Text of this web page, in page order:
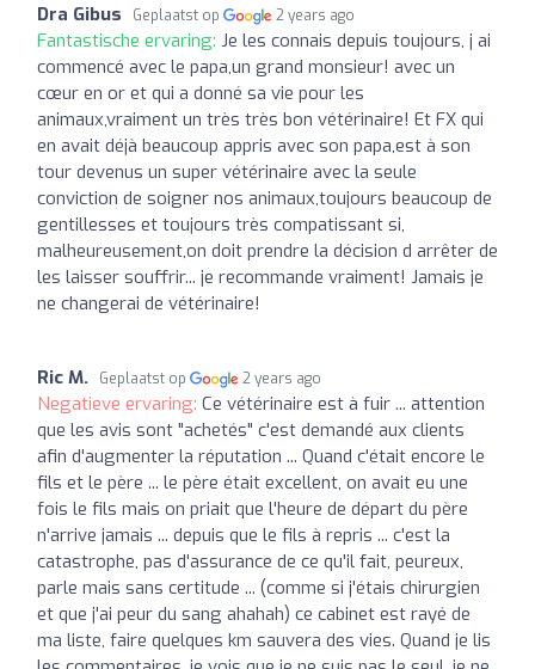
Dra Gibus Geplaatst op 2 years ago
Fantastische ervaring: Je les connais depuis toujours, j ai
commencé avec le papa,un grand monsieur! avec un
cœur en or et qui a donné sa vie pour les
animaux,vraiment un très très bon vétérinaire! Et FX qui
en avait déjà beaucoup appris avec son papa,est à son
tour devenus un super vétérinaire avec la seule
conviction de soigner nos animaux,toujours beaucoup de
gentillesses et toujours très compatissant si,
malheureusement,on doit prendre la décision d arrêter de
les laisser souffrir... je recommande vraiment! Jamais je
ne changerai de vétérinaire!
Ric M. Geplaatst op 2 years ago
Negatieve ervaring: Ce vétérinaire est à fuir ... attention
que les avis sont "achetés" c'est demandé aux clients
afin d'augmenter la réputation ... Quand c'était encore le
fils et le père ... le père était excellent, on avait eu une
fois le fils mais on priait que l'heure de départ du père
n'arrive jamais ... depuis que le fils à repris ... c'est la
catastrophe, pas d'assurance de ce qu'il fait, peureux,
parle mais sans certitude ... (comme si j'étais chirurgien
et que j'ai peur du sang ahahah) ce cabinet est rayé de
ma liste, faire quelques km sauvera des vies. Quand je lis